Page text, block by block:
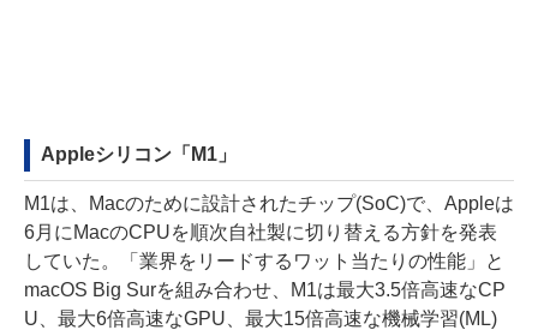
Appleシリコン「M1」
M1は、Macのために設計されたチップ(SoC)で、Appleは
6月にMacのCPUを順次自社製に切り替える方針を発表
していた。「業界をリードするワット当たりの性能」と
macOS Big Surを組み合わせ、M1は最大3.5倍高速なCP
U、最大6倍高速なGPU、最大15倍高速な機械学習(ML)